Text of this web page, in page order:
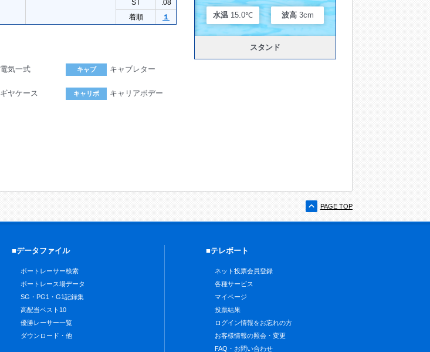
ST
.08
着順
１
電気一式 キャブ キャブレター
ギヤケース キャリボ キャリアボデー
水温 15.0℃ 波高 3cm
スタンド
PAGE TOP
■データファイル
ボートレーサー検索
ボートレース場データ
SG・PG1・G1記録集
高配当ベスト10
優勝レーサー一覧
ダウンロード・他
■テレボート
ネット投票会員登録
各種サービス
マイページ
投票結果
ログイン情報をお忘れの方
お客様情報の照会・変更
FAQ・お問い合わせ